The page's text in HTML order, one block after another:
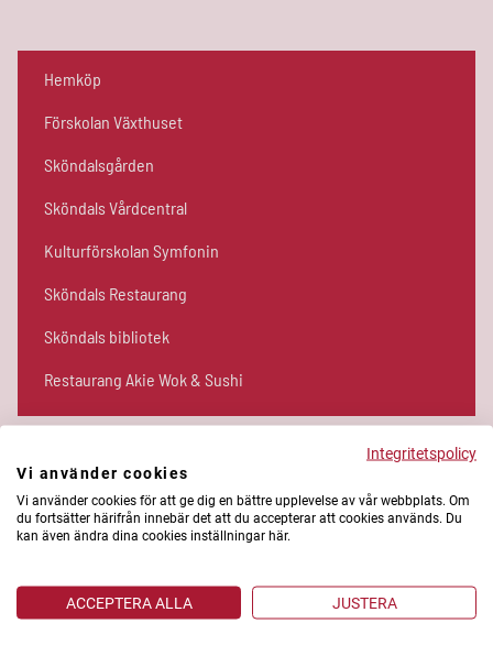
Hemköp
Förskolan Växthuset
Sköndalsgården
Sköndals Vårdcentral
Kulturförskolan Symfonin
Sköndals Restaurang
Sköndals bibliotek
Restaurang Akie Wok & Sushi
Guldblomman Blomsterhandel
Sköndals Spel och Tobak
Kronans Apotek
Rix Mix
Integritetspolicy
Vi använder cookies
Vi använder cookies för att ge dig en bättre upplevelse av vår webbplats. Om
du fortsätter härifrån innebär det att du accepterar att cookies används. Du
kan även ändra dina cookies inställningar här.
ACCEPTERA ALLA JUSTERA